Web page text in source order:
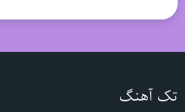
تک آهنگ